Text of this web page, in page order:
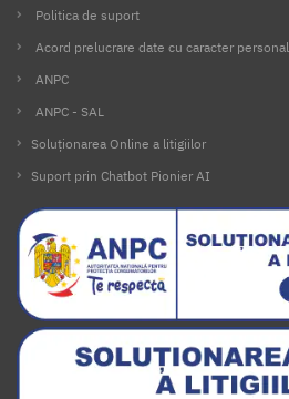
Politica de suport
Acord prelucrare date cu caracter personal
ANPC
ANPC - SAL
Soluționarea Online a litigiilor
Suport prin Chatbot Pionier AI